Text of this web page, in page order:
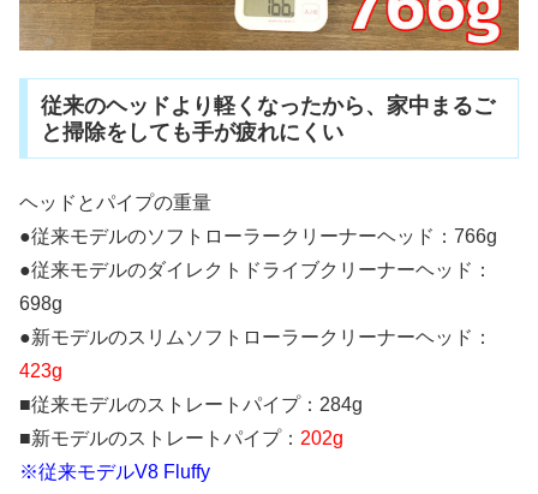
従来のヘッドより軽くなったから、家中まるご
と掃除をしても手が疲れにくい
ヘッドとパイプの重量
●従来モデルのソフトローラークリーナーヘッド：766g
●従来モデルのダイレクトドライブクリーナーヘッド：
698g
●新モデルのスリムソフトローラークリーナーヘッド：
423g
■従来モデルのストレートパイプ：284g
■新モデルのストレートパイプ： 202g
※従来モデルV8 Fluffy